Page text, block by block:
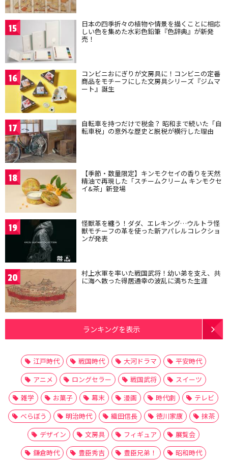
15 日本の四季折々の植物や情景を描くことに相応
しい色を集めた水彩色鉛筆『色辞典』が新発
売！
16 コンビニおにぎりが文房具に！コンビニの定番
商品をモチーフにした文房具シリーズ『ジムマ
ート』誕生
17 自転車を持つだけで税金？ 昭和まで続いた「自
転車税」の意外な歴史と脱税が横行した理由
18 【季節・数量限定】キンモクセイの香りを天然
精油で再現した「スチームクリーム キンモクセ
イ&茶」新登場
19 怪獣革を纏う！ダダ、エレキング…ウルトラ怪
獣モチーフの革を使った新アパレルコレクショ
ンが発表
20 村上水軍を率いた戦国武将！幼い弟を支え、共
に海へ散った得居通幸の波乱に満ちた生涯
ランキングを表示
江戸時代 戦国時代 大河ドラマ
平安時代
アニメ
ロングセラー 戦国武将
スイーツ
雑学
お菓子 幕末 漫画 時代劇
テレビ
べらぼう
明治時代 織田信長 徳川家康
抹茶
デザイン
文房具 フィギュア
展覧会
鎌倉時代
豊臣秀吉 豊臣兄弟！
昭和時代